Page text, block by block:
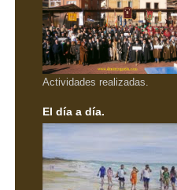
Actividades realizadas.
El día a día.